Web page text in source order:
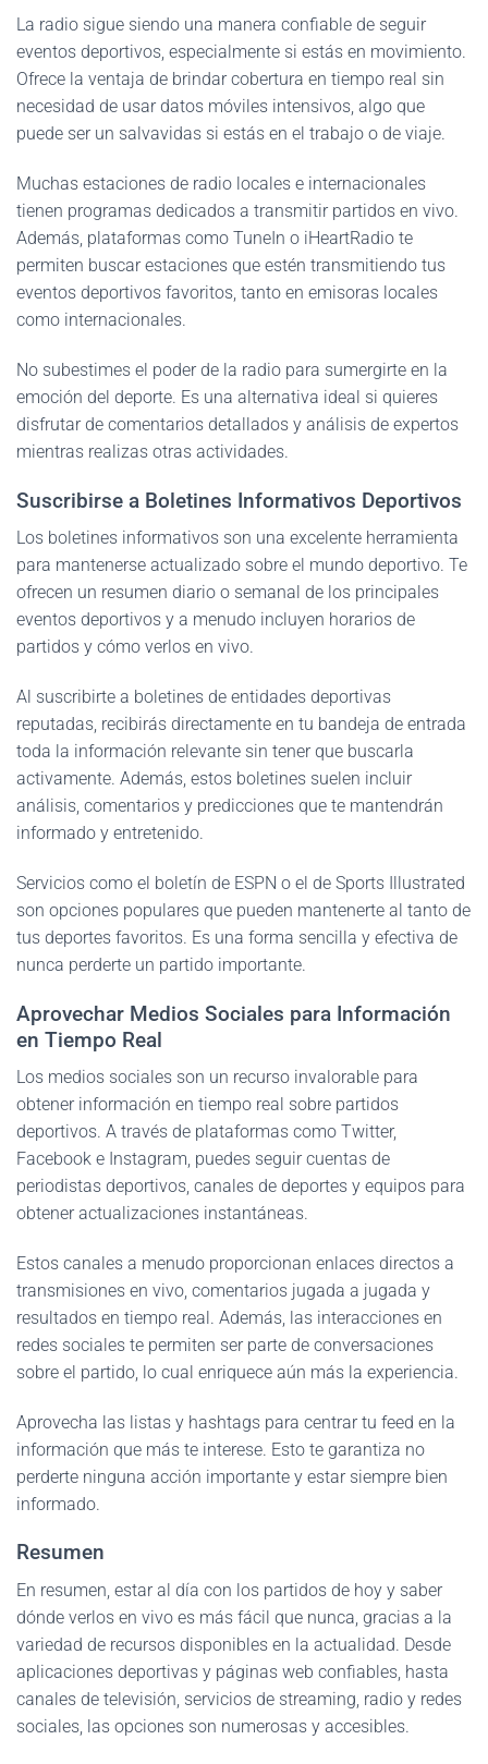
La radio sigue siendo una manera confiable de seguir
eventos deportivos, especialmente si estás en movimiento.
Ofrece la ventaja de brindar cobertura en tiempo real sin
necesidad de usar datos móviles intensivos, algo que
puede ser un salvavidas si estás en el trabajo o de viaje.
Muchas estaciones de radio locales e internacionales
tienen programas dedicados a transmitir partidos en vivo.
Además, plataformas como TuneIn o iHeartRadio te
permiten buscar estaciones que estén transmitiendo tus
eventos deportivos favoritos, tanto en emisoras locales
como internacionales.
No subestimes el poder de la radio para sumergirte en la
emoción del deporte. Es una alternativa ideal si quieres
disfrutar de comentarios detallados y análisis de expertos
mientras realizas otras actividades.
Suscribirse a Boletines Informativos Deportivos
Los boletines informativos son una excelente herramienta
para mantenerse actualizado sobre el mundo deportivo. Te
ofrecen un resumen diario o semanal de los principales
eventos deportivos y a menudo incluyen horarios de
partidos y cómo verlos en vivo.
Al suscribirte a boletines de entidades deportivas
reputadas, recibirás directamente en tu bandeja de entrada
toda la información relevante sin tener que buscarla
activamente. Además, estos boletines suelen incluir
análisis, comentarios y predicciones que te mantendrán
informado y entretenido.
Servicios como el boletín de ESPN o el de Sports Illustrated
son opciones populares que pueden mantenerte al tanto de
tus deportes favoritos. Es una forma sencilla y efectiva de
nunca perderte un partido importante.
Aprovechar Medios Sociales para Información
en Tiempo Real
Los medios sociales son un recurso invalorable para
obtener información en tiempo real sobre partidos
deportivos. A través de plataformas como Twitter,
Facebook e Instagram, puedes seguir cuentas de
periodistas deportivos, canales de deportes y equipos para
obtener actualizaciones instantáneas.
Estos canales a menudo proporcionan enlaces directos a
transmisiones en vivo, comentarios jugada a jugada y
resultados en tiempo real. Además, las interacciones en
redes sociales te permiten ser parte de conversaciones
sobre el partido, lo cual enriquece aún más la experiencia.
Aprovecha las listas y hashtags para centrar tu feed en la
información que más te interese. Esto te garantiza no
perderte ninguna acción importante y estar siempre bien
informado.
Resumen
En resumen, estar al día con los partidos de hoy y saber
dónde verlos en vivo es más fácil que nunca, gracias a la
variedad de recursos disponibles en la actualidad. Desde
aplicaciones deportivas y páginas web confiables, hasta
canales de televisión, servicios de streaming, radio y redes
sociales, las opciones son numerosas y accesibles.